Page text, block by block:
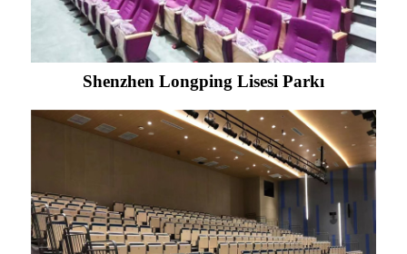
Shenzhen Longping Lisesi Parkı